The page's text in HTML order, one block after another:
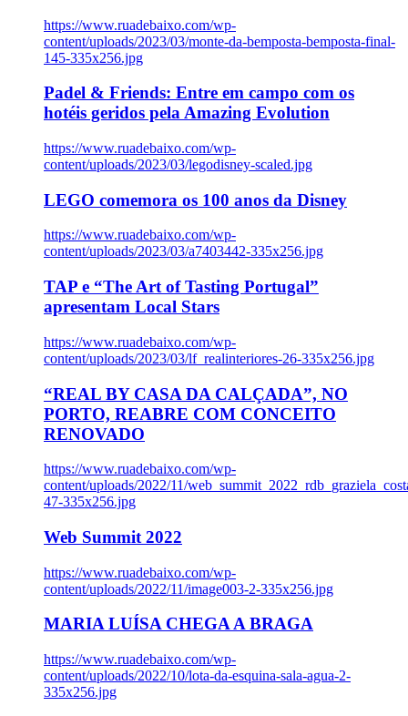
https://www.ruadebaixo.com/wp-
content/uploads/2023/03/monte-da-bemposta-bemposta-final-
145-335x256.jpg
Padel & Friends: Entre em campo com os
hotéis geridos pela Amazing Evolution
https://www.ruadebaixo.com/wp-
content/uploads/2023/03/legodisney-scaled.jpg
LEGO comemora os 100 anos da Disney
https://www.ruadebaixo.com/wp-
content/uploads/2023/03/a7403442-335x256.jpg
TAP e “The Art of Tasting Portugal”
apresentam Local Stars
https://www.ruadebaixo.com/wp-
content/uploads/2023/03/lf_realinteriores-26-335x256.jpg
“REAL BY CASA DA CALÇADA”, NO
PORTO, REABRE COM CONCEITO
RENOVADO
https://www.ruadebaixo.com/wp-
content/uploads/2022/11/
47-335x256.jpg
Web Summit 2022
https://www.ruadebaixo.com/wp-
content/uploads/2022/11/image003-2-335x256.jpg
MARIA LUÍSA CHEGA A BRAGA
https://www.ruadebaixo.com/wp-
content/uploads/2022/10/lota-da-esquina-sala-agua-2-
335x256.jpg